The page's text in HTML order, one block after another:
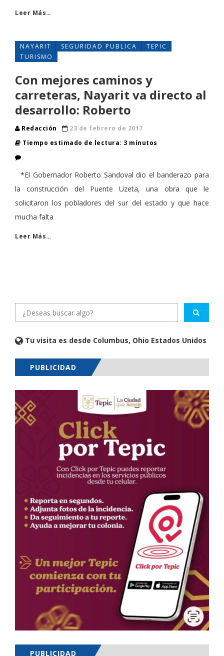
Leer Más…
NAYARIT SEGURIDAD PUBLICA
TEPIC
TURISMO
Con mejores caminos y
carreteras, Nayarit va directo al
desarrollo: Roberto
Redacción
23 de febrero de 2017
Tiempo estimado de lectura: 3 minutos
*El Gobernador Roberto Sandoval dio el banderazo para
la construcción del Puente Uzeta, una obra que le
solicitaron los pobladores del sur del estado y que hace
mucha falta
Leer Más…
Tu visita es desde Columbus, Ohio Estados Unidos
PUBLICIDAD
PUBLICIDAD